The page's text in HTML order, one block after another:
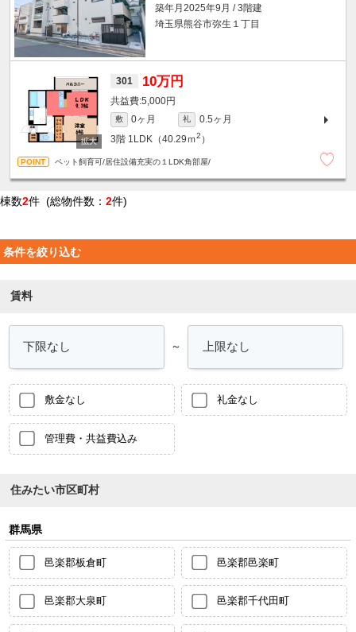
築年月2025年9月 / 3階建
埼玉県熊谷市弥生１丁目
301 10万円
5,000円
敷 0ヶ月 礼
0.5ヶ月
3階 1LDK（40.29ｍ2 ）
ペット飼育可/居住設備充実の１LDK角部屋/
棟数2件 (総物件数： 2件)
条件を絞り込む
賃料
～
敷金なし 礼金なし
管理費・共益費込み
住みたい市区町村
群馬県
邑楽郡板倉町 邑楽郡邑楽町
邑楽郡大泉町 邑楽郡千代田町